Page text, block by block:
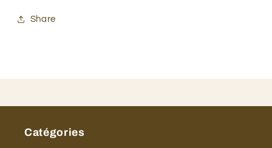
Share
Catégories